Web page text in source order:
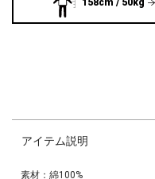
158cm / 50kg
アイテム説明
素材：綿100%